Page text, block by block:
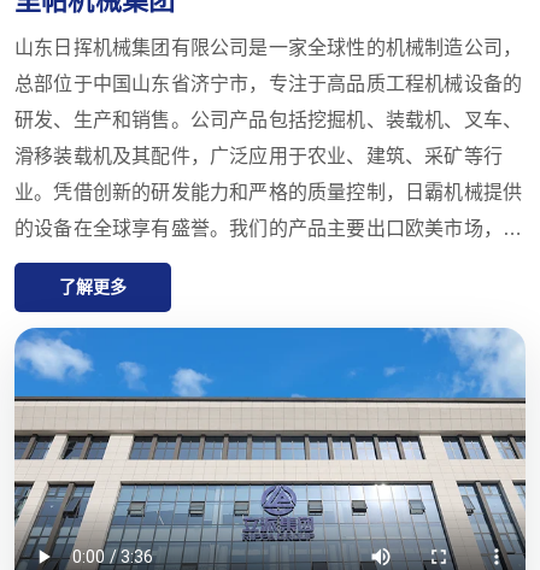
山东日挥机械集团有限公司是一家全球性的机械制造公司，
总部位于中国山东省济宁市，专注于高品质工程机械设备的
研发、生产和销售。公司产品包括挖掘机、装载机、叉车、
滑移装载机及其配件，广泛应用于农业、建筑、采矿等行
业。凭借创新的研发能力和严格的质量控制，日霸机械提供
的设备在全球享有盛誉。我们的产品主要出口欧美市场，并
提供一年的质量保证，致力于满足客户对高性价比、高品质
产品的需求。日霸还在全球拥有多家代理商，提供从售前咨
询到售后支持的一站式服务，确保客户在产品选择、交付和
维护方面获得最佳体验。
了解更多